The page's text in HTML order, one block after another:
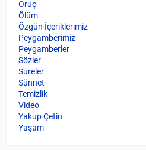
Oruç
Ölüm
Özgün İçeriklerimiz
Peygamberimiz
Peygamberler
Sözler
Sureler
Sünnet
Temizlik
Video
Yakup Çetin
Yaşam